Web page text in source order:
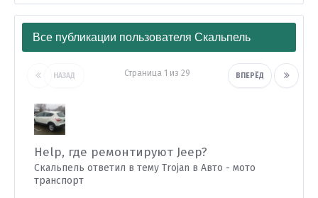
Все публикации пользователя Скальпель
НАЗАД ВПЕРЁД
Страница 1 из 29
Help, где ремонтируют Jeep?
Скальпель ответил в тему Trojan в Авто - мото
транспорт